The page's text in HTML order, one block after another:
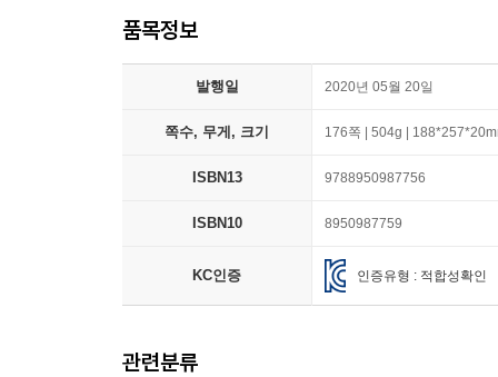
품목정보
발행일 2020년 05월 20일
쪽수, 무게, 크기 176쪽 | 504g |
ISBN13 9788950987756
ISBN10 8950987759
KC인증 인증유형 : 적합성확인
관련분류